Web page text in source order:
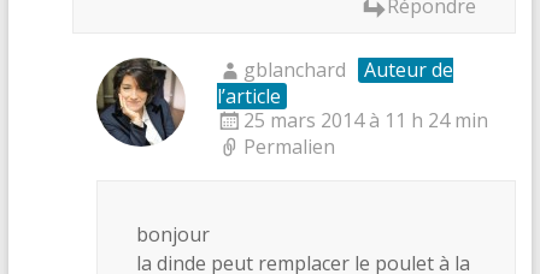
Répondre
gblanchard
Auteur de
l’article
25 mars 2014 à 11 h 24 min
Permalien
bonjour
la dinde peut remplacer le poulet à la